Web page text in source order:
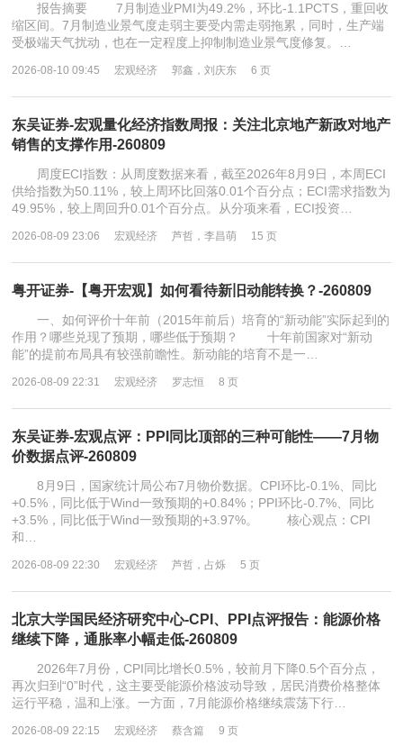
报告摘要 7月制造业PMI为49.2%，环比-1.1PCTS，重回收
缩区间。7月制造业景气度走弱主要受内需走弱拖累，同时，生产端
受极端天气扰动，也在一定程度上抑制制造业景气度修复。…
2026-08-10 09:45 宏观经济 郭鑫，刘庆东 6 页
东吴证券-宏观量化经济指数周报：关注北京地产新政对地产
销售的支撑作用-260809
周度ECI指数：从周度数据来看，截至2026年8月9日，本周ECI
供给指数为50.11%，较上周环比回落0.01个百分点；ECI需求指数为
49.95%，较上周回升0.01个百分点。从分项来看，ECI投资…
2026-08-09 23:06 宏观经济 芦哲，李昌萌 15 页
粤开证券-【粤开宏观】如何看待新旧动能转换？-260809
一、如何评价十年前（2015年前后）培育的“新动能”实际起到的
作用？哪些兑现了预期，哪些低于预期？ 十年前国家对“新动
能”的提前布局具有较强前瞻性。新动能的培育不是一…
2026-08-09 22:31 宏观经济 罗志恒 8 页
东吴证券-宏观点评：PPI同比顶部的三种可能性——7月物
价数据点评-260809
8月9日，国家统计局公布7月物价数据。CPI环比-0.1%、同比
+0.5%，同比低于Wind一致预期的+0.84%；PPI环比-0.7%、同比
+3.5%，同比低于Wind一致预期的+3.97%。 核心观点：CPI
和…
2026-08-09 22:30 宏观经济 芦哲，占烁 5 页
北京大学国民经济研究中心-CPI、PPI点评报告：能源价格
继续下降，通胀率小幅走低-260809
2026年7月份，CPI同比增长0.5%，较前月下降0.5个百分点，
再次归到“0”时代，这主要受能源价格波动导致，居民消费价格整体
运行平稳，温和上涨。一方面，7月能源价格继续震荡下行…
2026-08-09 22:15 宏观经济 蔡含篇 9 页